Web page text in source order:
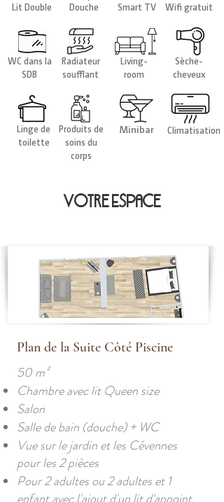
Lit Double Douche
WC dans la
SDB
Radiateur
soufflant
Linge de
toilette
Produits de
soins du
corps
Smart TV Wifi gratuit
Living-
room
Sèche-
cheveux
Minibar Climatisation
Votre Espace
Plan de la Suite Côté Piscine
50 m²
Chambre avec lit Queen size
Salon
Salle de bain (douche) + WC
Vue sur le jardin et les Cévennes
pour les 2 pièces
Pour 2 adultes ou 2 adultes et 1